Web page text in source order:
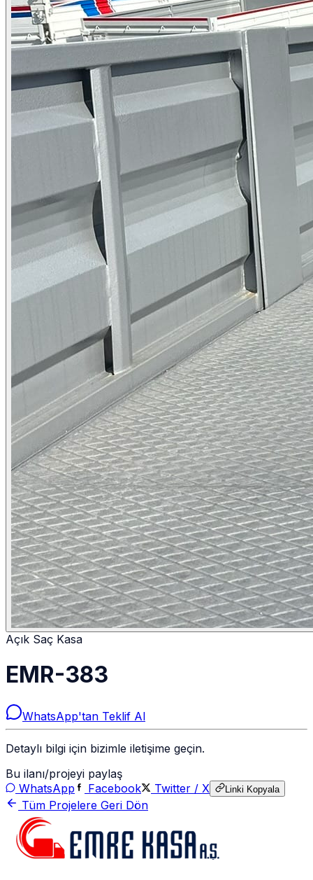
Açık Saç Kasa
EMR-383
WhatsApp'tan Teklif Al
Detaylı bilgi için bizimle iletişime geçin.
Bu ilanı/projeyi paylaş
WhatsApp
Facebook Twitter / X Linki Kopyala
Tüm Projelere Geri Dön